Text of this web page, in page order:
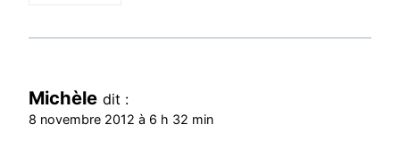
Michèle dit :
8 novembre 2012 à 6 h 32 min